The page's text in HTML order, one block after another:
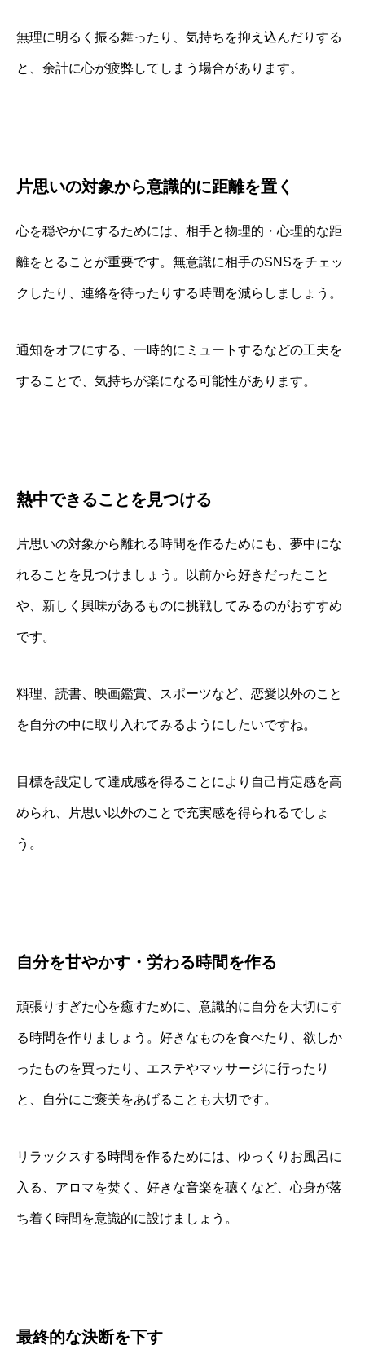
無理に明るく振る舞ったり、気持ちを抑え込んだりする
と、余計に心が疲弊してしまう場合があります。
片思いの対象から意識的に距離を置く
心を穏やかにするためには、相手と物理的・心理的な距
離をとることが重要です。無意識に相手のSNSをチェッ
クしたり、連絡を待ったりする時間を減らしましょう。
通知をオフにする、一時的にミュートするなどの工夫を
することで、気持ちが楽になる可能性があります。
熱中できることを見つける
片思いの対象から離れる時間を作るためにも、夢中にな
れることを見つけましょう。以前から好きだったこと
や、新しく興味があるものに挑戦してみるのがおすすめ
です。
料理、読書、映画鑑賞、スポーツなど、恋愛以外のこと
を自分の中に取り入れてみるようにしたいですね。
目標を設定して達成感を得ることにより自己肯定感を高
められ、片思い以外のことで充実感を得られるでしょ
う。
自分を甘やかす・労わる時間を作る
頑張りすぎた心を癒すために、意識的に自分を大切にす
る時間を作りましょう。好きなものを食べたり、欲しか
ったものを買ったり、エステやマッサージに行ったり
と、自分にご褒美をあげることも大切です。
リラックスする時間を作るためには、ゆっくりお風呂に
入る、アロマを焚く、好きな音楽を聴くなど、心身が落
ち着く時間を意識的に設けましょう。
最終的な決断を下す